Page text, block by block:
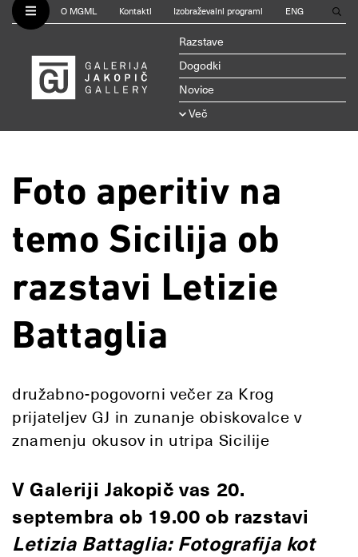
O MGML Kontakti Izobraževalni programi ENG
Razstave
Dogodki
Novice
Več
Foto aperitiv na
temo Sicilija ob
razstavi Letizie
Battaglia
družabno-pogovorni večer za Krog
prijateljev GJ in zunanje obiskovalce v
znamenju okusov in utripa Sicilije
V Galeriji Jakopič vas 20.
septembra ob 19.00 ob razstavi
Letizia Battaglia: Fotografija kot